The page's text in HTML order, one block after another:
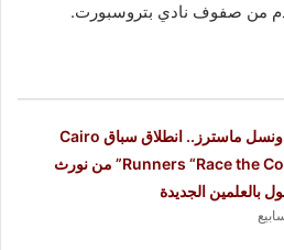
من صفوف نادي بتروسبورت.
برعاية كاونسل ماسترز.. انطلاق سباق Cairo
Runners “Race the Coast 10K” من نورث
بالعلمين الجديدة